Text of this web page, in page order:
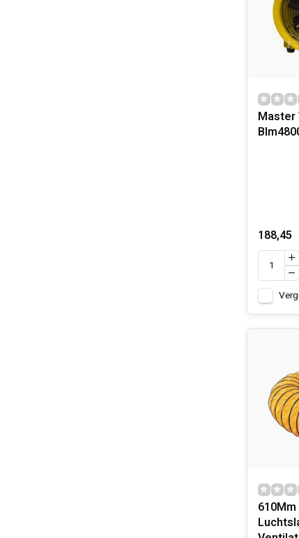
Master
188,45